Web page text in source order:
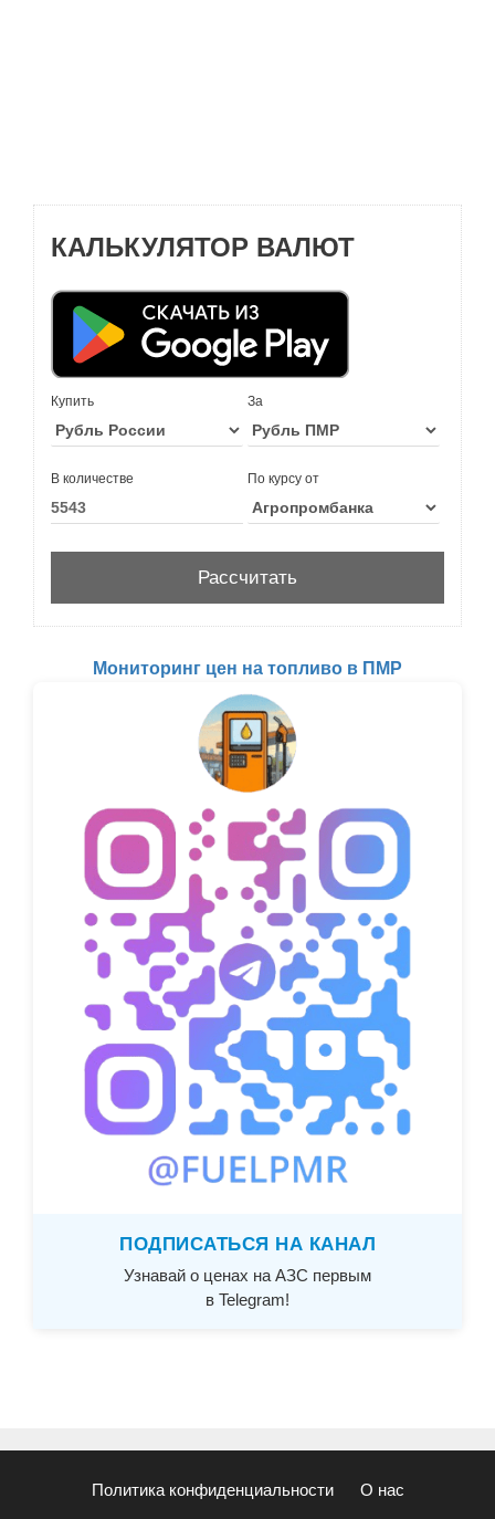
КАЛЬКУЛЯТОР ВАЛЮТ
Купить За
В количестве По курсу от
Мониторинг цен на топливо в ПМР
ПОДПИСАТЬСЯ НА КАНАЛ
Узнавай о ценах на АЗС первым
в Telegram!
Политика конфиденциальности О нас